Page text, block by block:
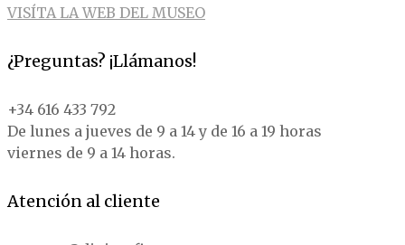
VISÍTA LA WEB DEL MUSEO
¿Preguntas? ¡Llámanos!
+34 616 433 792
De lunes a jueves de 9 a 14 y de 16 a 19 horas
viernes de 9 a 14 horas.
Atención al cliente